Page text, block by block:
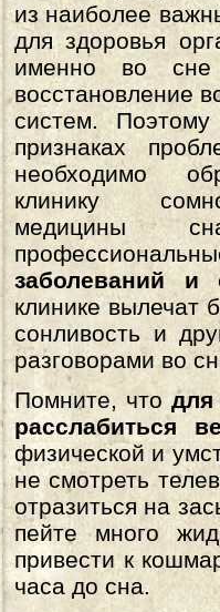
из наиболее
для здоровья
именно во сне
восстановление
систем.
признаках
необходимо
клинику
медицины
заболеваний и
клинике вылечат
сонливость и
разговорами во
Помните, что для
расслабиться
физической и
не смотреть
отразиться на
пейте много
привести к
часа до сна.